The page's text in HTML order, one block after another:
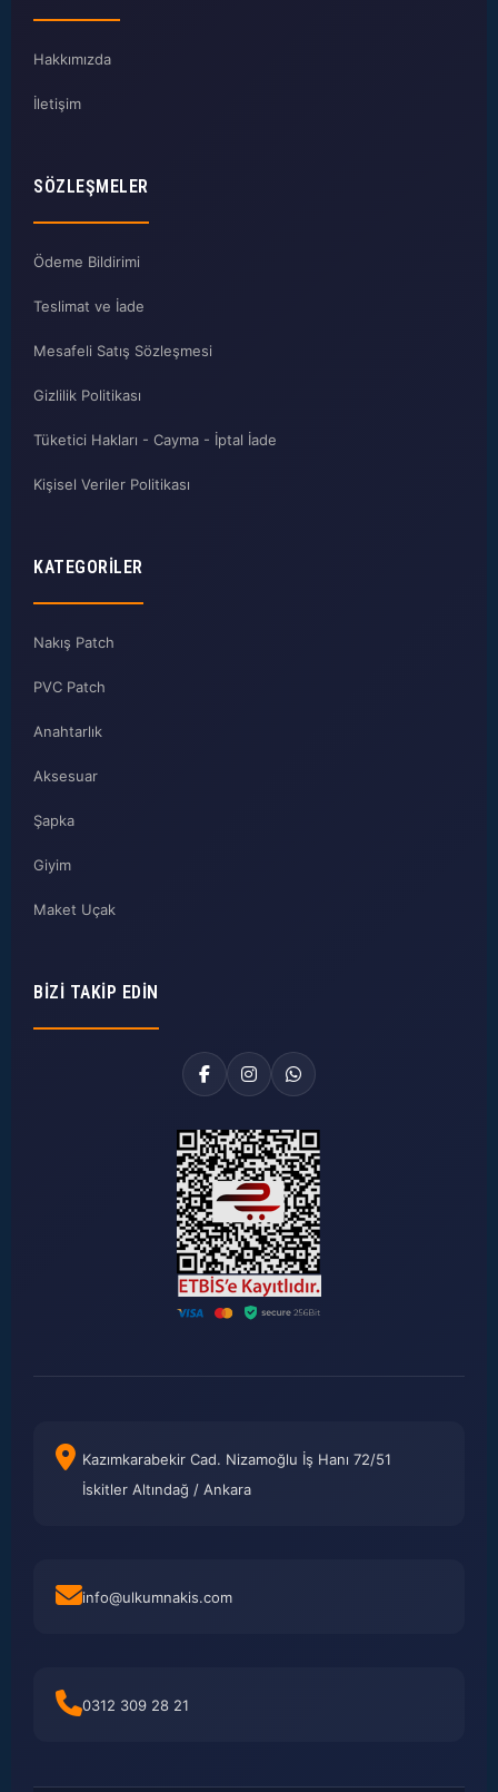
Hakkımızda
İletişim
SÖZLEŞMELER
Ödeme Bildirimi
Teslimat ve İade
Mesafeli Satış Sözleşmesi
Gizlilik Politikası
Tüketici Hakları - Cayma - İptal İade
Kişisel Veriler Politikası
KATEGORILER
Nakış Patch
PVC Patch
Anahtarlık
Aksesuar
Şapka
Giyim
Maket Uçak
BIZI TAKIP EDIN
Kazımkarabekir Cad. Nizamoğlu İş Hanı 72/51
İskitler Altındağ / Ankara
info@ulkumnakis.com
0312 309 28 21